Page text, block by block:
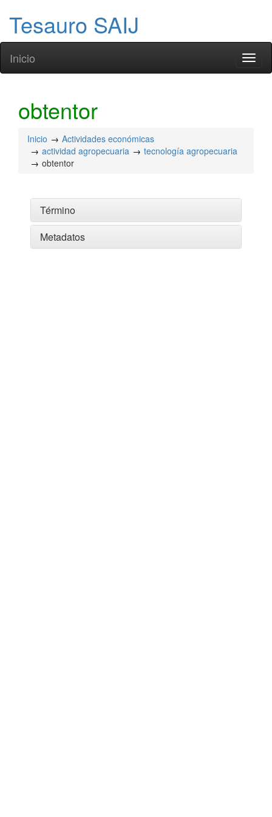
Tesauro SAIJ
Inicio
obtentor
Inicio
Actividades económicas
actividad agropecuaria
tecnología agropecuaria
obtentor
Término
Metadatos